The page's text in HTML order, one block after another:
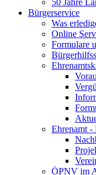
50 Jahre
Bürgerservice
Was
Online
Formulare
Ehrenamt
ÖPNV im